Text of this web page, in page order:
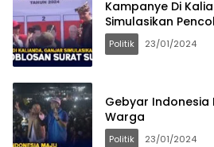
Kampanye Di
Simulasikan
Politik 23/01/2024
Gebyar Indonesia
Warga
Politik 23/01/2024